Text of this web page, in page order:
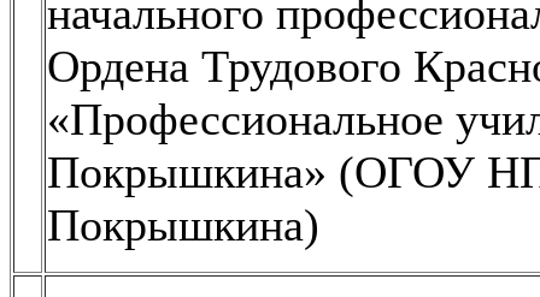
начального
Ордена Трудового
«Профессиональное
Покрышкина» (ОГОУ
Покрышкина)